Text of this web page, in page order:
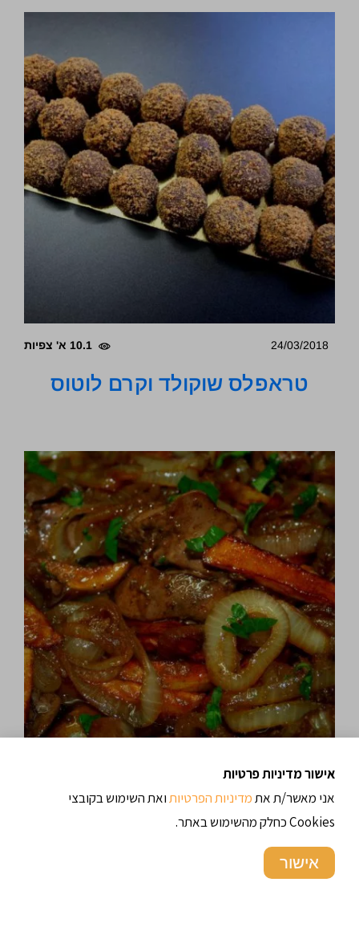
24/03/2018 10.1 א' צפיות
טראפלס שוקולד וקרם לוטוס
כבדי עוף עם צ'יפס
אישור מדיניות פרטיות
אני מאשר/ת אתמדיניות הפרטיותואת השימוש בקובצי
Cookies כחלק מהשימוש באתר.
אישור